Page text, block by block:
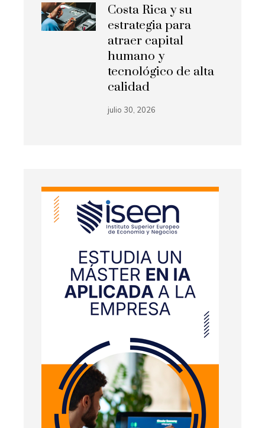
Costa Rica y su
estrategia para
atraer capital
humano y
tecnológico de alta
calidad
julio 30, 2026